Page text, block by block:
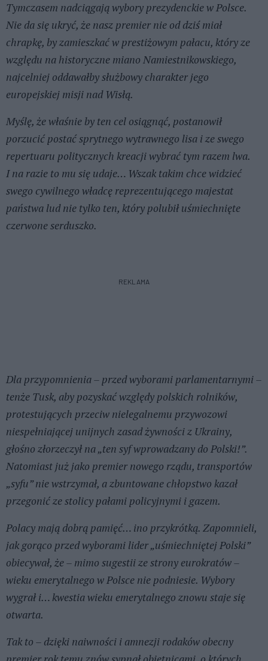
Tymczasem nadciągają wybory prezydenckie w Polsce.
Nie da się ukryć, że nasz premier nie od dziś miał
chrapkę, by zamieszkać w prestiżowym pałacu, który ze
względu na historyczne miano Namiestnikowskiego,
najcelniej oddawałby służbowy charakter jego
europejskiej misji nad Wisłą.
Myślę, że właśnie by ten cel osiągnąć, postanowił
porzucić postać sprytnego wytrawnego lisa i ze swego
repertuaru politycznych kreacji wybrać tym razem lwa.
I na razie to mu się udaje… Wszak takim chce widzieć
swego cywilnego władcę reprezentującego majestat
państwa lud nie tylko ten, który polubił uśmiechnięte
czerwone serduszko.
REKLAMA
Dla przypomnienia – przed wyborami parlamentarnymi –
tenże Tusk, aby pozyskać względy polskich rolników,
protestujących przeciw nielegalnemu przywozowi
niespełniającej unijnych zasad żywności z Ukrainy,
głośno złorzeczył na „ten syf wprowadzany do Polski!”.
Natomiast już jako premier nowego rządu, transportów
„syfu” nie wstrzymał, a zbuntowane chłopstwo kazał
przegonić ze stolicy pałami policyjnymi i gazem.
Polacy mają dobrą pamięć… ino przykrótką. Zapomnieli,
jak gorąco przed wyborami lider „uśmiechniętej Polski”
obiecywał, że – mimo sugestii ze strony eurokratów –
wieku emerytalnego w Polsce nie podniesie. Wybory
wygrał i… kwestia wieku emerytalnego znowu staje się
otwarta.
Tak to – dzięki naiwności i amnezji rodaków obecny